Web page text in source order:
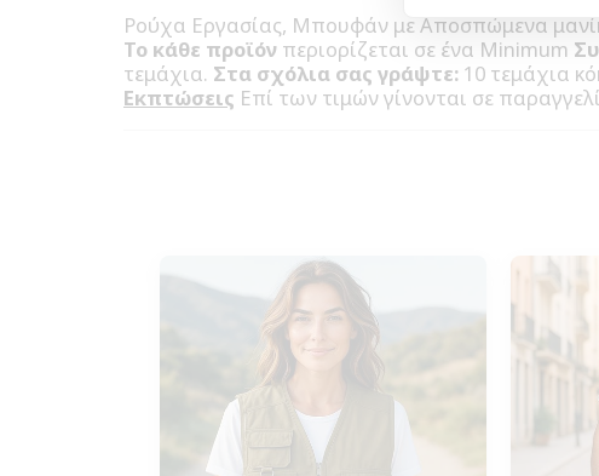
Ρούχα Εργασίας, Μπουφάν με Αποσπώμενα
Το κάθε προϊόν περιορίζεται σε ένα Minimum
τεμάχια. Στα σχόλια σας γράψτε: 10 τεμάχια
Εκπτώσεις Επί των τιμών γίνονται σε